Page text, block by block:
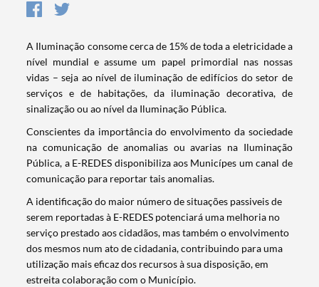
A Iluminação consome cerca de 15% de toda a eletricidade a
nível mundial e assume um papel primordial nas nossas
vidas – seja ao nível de iluminação de edifícios do setor de
serviços e de habitações, da iluminação decorativa, de
sinalização ou ao nível da Iluminação Pública.
Conscientes da importância do envolvimento da sociedade
na comunicação de anomalias ou avarias na Iluminação
Pública, a E-REDES disponibiliza aos Municípes um canal de
comunicação para reportar tais anomalias.
A identificação do maior número de situações passiveis de
serem reportadas à E-REDES potenciará uma melhoria no
serviço prestado aos cidadãos, mas também o envolvimento
dos mesmos num ato de cidadania, contribuindo para uma
utilização mais eficaz dos recursos à sua disposição, em
estreita colaboração com o Município.